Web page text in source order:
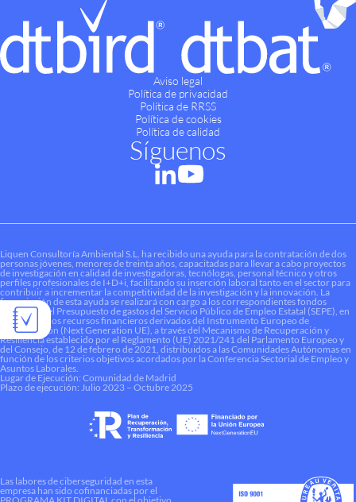
Aviso legal
Política de privacidad
Política de RRSS
Política de cookies
Política de calidad
Síguenos
Liquen Consultoría Ambiental S.L. ha recibido una ayuda para la contratación de dos
personas jóvenes, menores de treinta años, capacitadas para llevar a cabo proyectos
de investigación en calidad de investigadoras, tecnólogas, personal técnico y otros
perfiles profesionales de I+D+i, facilitando su inserción laboral tanto en el sector para
contribuir a incrementar la competitividad de la investigación y la innovación. La
financiación de esta ayuda se realizará con cargo a los correspondientes fondos
dotados en el Presupuesto de gastos del Servicio Público de Empleo Estatal (SEPE), en
el marco de los recursos financieros derivados del Instrumento Europeo de
Recuperación (Next Generation UE), a través del Mecanismo de Recuperación y
Resiliencia establecido por el Reglamento (UE) 2021/241 del Parlamento Europeo y
del Consejo, de 12 de febrero de 2021, distribuidos a las Comunidades Autónomas en
función de los criterios objetivos acordados por la Conferencia Sectorial de Empleo y
Asuntos Laborales.
Lugar de Ejecución: Comunidad de Madrid
Plazo de ejecución: Julio 2023 – Octubre 2025
Las labores de ciberseguridad en esta
empresa han sido cofinanciadas por el